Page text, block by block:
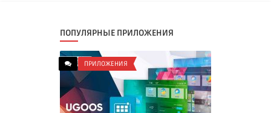
ПОПУЛЯРНЫЕ ПРИЛОЖЕНИЯ
ПРИЛОЖЕНИЯ